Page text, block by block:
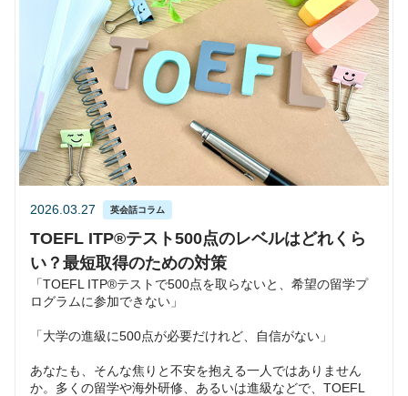
2026.03.27 英会話コラム
TOEFL ITP®テスト500点のレベルはどれくら
い？最短取得のための対策
「TOEFL ITP®テストで500点を取らないと、希望の留学プ
ログラムに参加できない」
「大学の進級に500点が必要だけれど、自信がない」
あなたも、そんな焦りと不安を抱える一人ではありません
か。多くの留学や海外研修、あるいは進級などで、TOEFL